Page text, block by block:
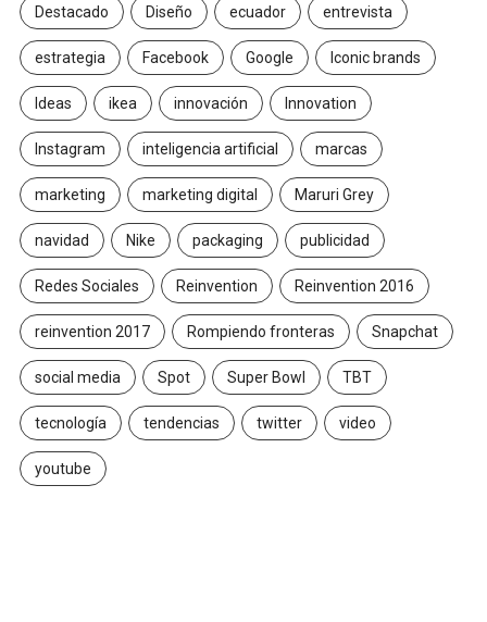
Destacado Diseño ecuador entrevista
estrategia Facebook Google Iconic brands
Ideas ikea innovación Innovation
Instagram inteligencia artificial marcas
marketing marketing digital Maruri Grey
navidad Nike packaging publicidad
Redes Sociales Reinvention Reinvention 2016
reinvention 2017 Rompiendo fronteras Snapchat
social media Spot Super Bowl TBT
tecnología tendencias twitter video
youtube